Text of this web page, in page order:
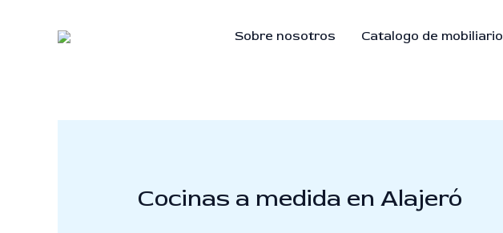
Sobre nosotros Catalogo de mobiliario
Cocinas a medida en Alajeró